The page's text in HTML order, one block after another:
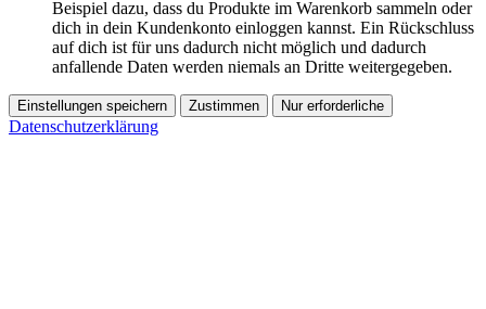
Beispiel dazu, dass du Produkte im Warenkorb sammeln oder
dich in dein Kundenkonto einloggen kannst. Ein Rückschluss
auf dich ist für uns dadurch nicht möglich und dadurch
anfallende Daten werden niemals an Dritte weitergegeben.
Einstellungen speichern Zustimmen Nur erforderliche
Datenschutzerklärung